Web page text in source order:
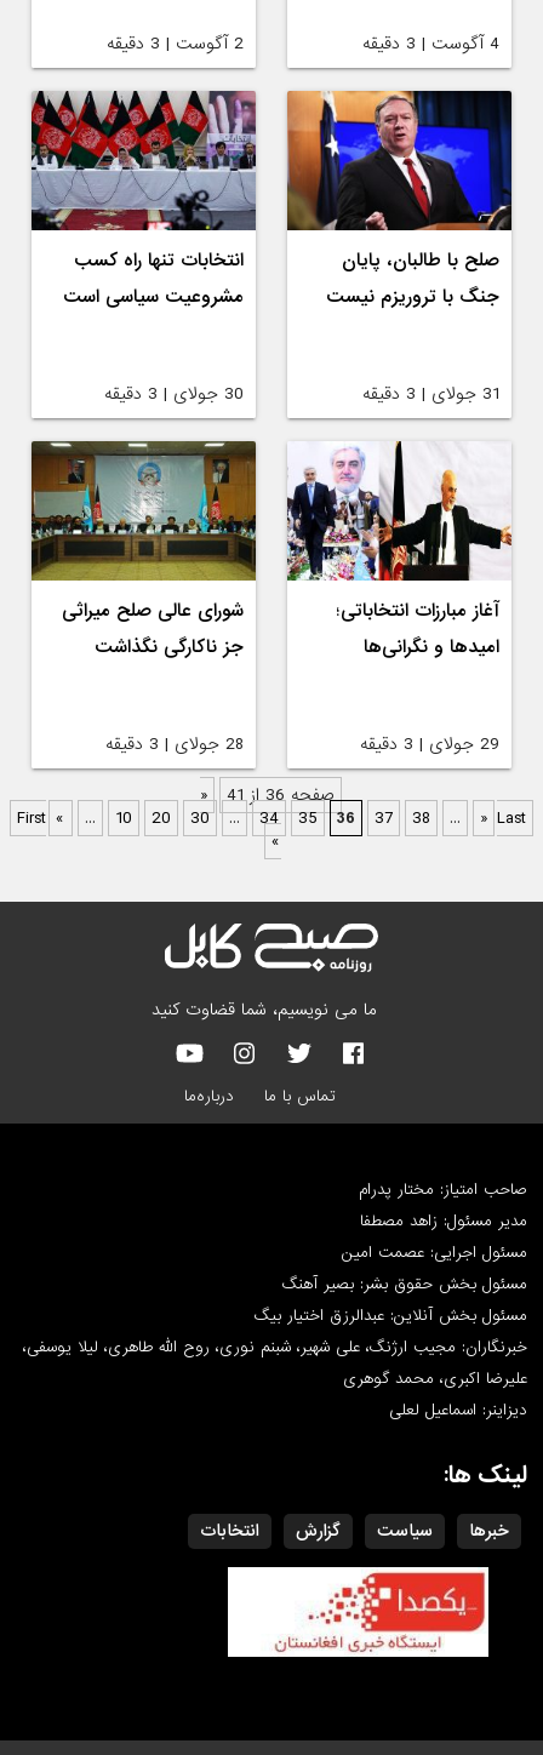
4 آگوست | 3 دقیقه 2 آگوست | 3 دقیقه
صلح با طالبان، پایان
جنگ با تروریزم نیست
31 جولای | 3 دقیقه
انتخابات تنها راه کسب
مشروعیت سیاسی است
30 جولای | 3 دقیقه
آغاز مبارزات انتخاباتی؛
امیدها و نگرانی‌ها
29 جولای | 3 دقیقه
شورای عالی صلح میراثی
جز ناکارگی نگذاشت
28 جولای | 3 دقیقه
صفحه 36 از 41
«
First « ... 10 20 30 ... 34 35 36 37 38 ... » Last
»
ما می نویسیم، شما قضاوت کنید
تماس با ما درباره‌ما
صاحب امتیاز: مختار پدرام
مدیر مسئول: زاهد مصطفا
مسئول اجرایی: عصمت امین
مسئول بخش حقوق بشر: بصیر آهنگ
مسئول بخش آنلاین: عبدالرزق اختیار بیگ
خبرنگاران: مجیب ارژنگ، علی شهیر، شبنم نوری، روح الله طاهری، لیلا یوسفی،
علیرضا اکبری، محمد گوهری
دیزاینر: اسماعیل لعلی
لینک ها:
خبرها سیاست گزارش انتخابات